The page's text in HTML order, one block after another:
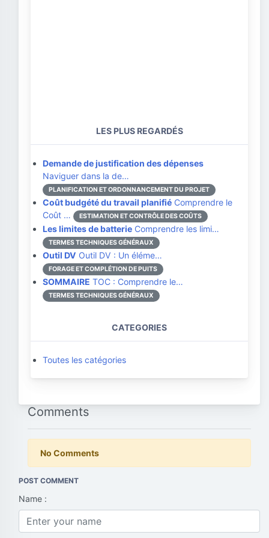
LES PLUS REGARDÉS
Demande de justification des dépenses
Naviguer dans la de…
PLANIFICATION ET ORDONNANCEMENT DU PROJET
Coût budgété du travail planifié Comprendre le
Coût …
ESTIMATION ET CONTRÔLE DES COÛTS
Les limites de batterie Comprendre les limi…
TERMES TECHNIQUES GÉNÉRAUX
Outil DV Outil DV : Un éléme…
FORAGE ET COMPLÉTION DE PUITS
SOMMAIRE TOC : Comprendre le…
TERMES TECHNIQUES GÉNÉRAUX
CATEGORIES
Toutes les catégories
Comments
No Comments
POST COMMENT
Name :